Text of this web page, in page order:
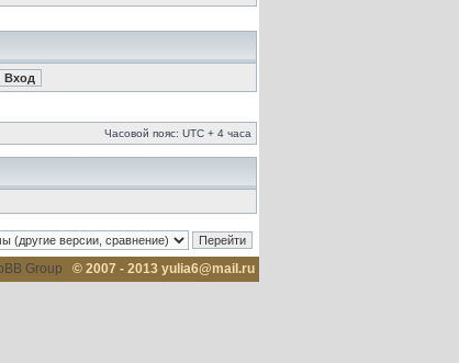
Часовой пояс: UTC + 4 часа
Group © 2007 - 2013 yulia6@mail.ru